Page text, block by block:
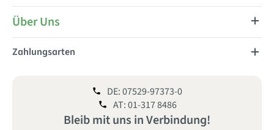
Über Uns
Zahlungsarten
Bleib mit uns inVerbindung!
DE: 07529-97373-0
AT: 01-317 8486